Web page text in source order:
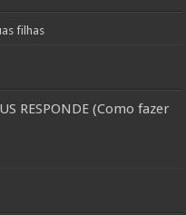
filhas
RESPONDE (Como fazer